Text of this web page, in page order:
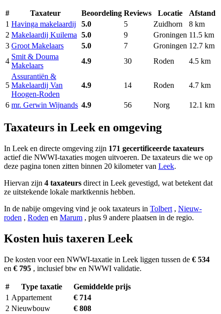
# Taxateur Beoordeling Reviews Locatie
Afstand
1 Havinga makelaardij 5.0 5 Zuidhorn
8 km
2 Makelaardij Kuilema 5.0 9 Groningen 11.5 km
3 Groot Makelaars 5.0 7 Groningen 12.7 km
4
Smit & Douma
Makelaars
4.9 30 Roden 4.5 km
5
Assurantiën &
Makelaardij Van
Hoogen-Roden
4.9 14 Roden 4.7 km
6 mr. Gerwin Wijnands 4.9 56 Norg 12.1 km
Taxateurs in Leek en omgeving
In Leek en directe omgeving zijn 171 gecertificeerde taxateurs
actief die NWWI-taxaties mogen uitvoeren. De taxateurs die we op
deze pagina tonen zitten binnen 20 kilometer van Leek.
Hiervan zijn 4 taxateurs direct in Leek gevestigd, wat betekent dat
ze uitstekende lokale marktkennis hebben.
In de nabije omgeving vind je ook taxateurs in Tolbert , Nieuw-
roden , Roden en Marum , plus 9 andere plaatsen in de regio.
Kosten huis taxeren Leek
De kosten voor een NWWI-taxatie in Leek liggen tussen de € 534
en € 795 , inclusief btw en NWWI validatie.
# Type taxatie
Gemiddelde prijs
1 Appartement
€ 714
2 Nieuwbouw
€ 808